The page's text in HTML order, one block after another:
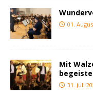
01.
Mit
31. Juli